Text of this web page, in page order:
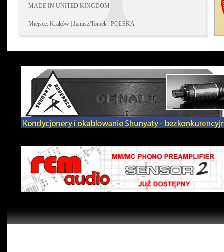
MADE IN UNITED KINGDOM
Miejsce: Kraków | Janusz/Tomek | POLSKA